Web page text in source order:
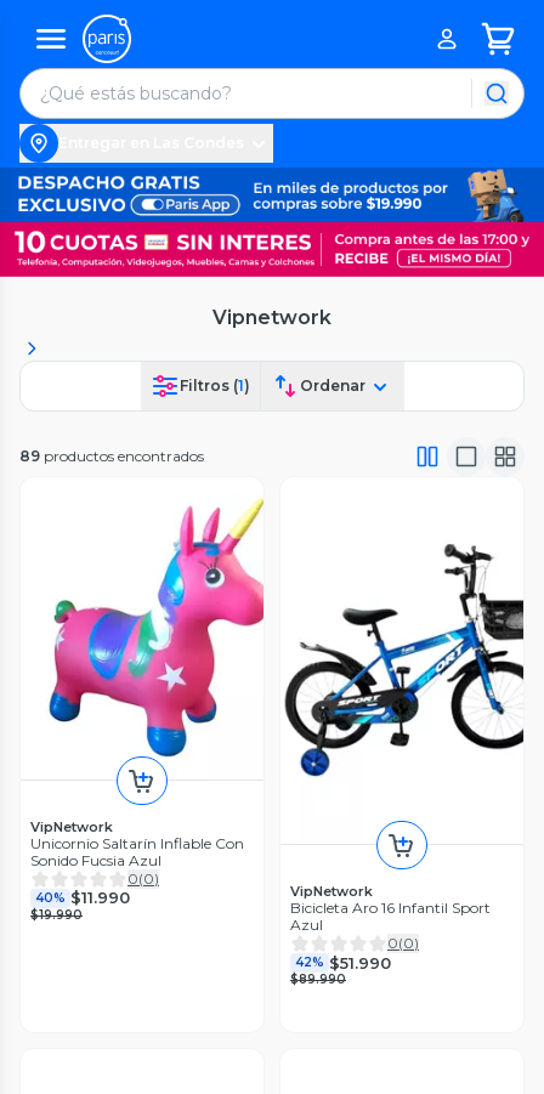
Vipnetwork
Filtros (1) Ordenar
89 productos encontrados
VipNetwork
Unicornio Saltarín Inflable Con
Sonido Fucsia Azul
0(0)
40% $11.990
$19.990
VipNetwork
Bicicleta Aro 16 Infantil Sport
Azul
0(0)
42% $51.990
$89.990